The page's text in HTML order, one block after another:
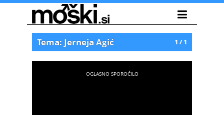
1 / 1
Tema: Jerneja Agić